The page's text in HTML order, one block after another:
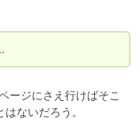
ージにさえ行けばそこ
ないだろう。